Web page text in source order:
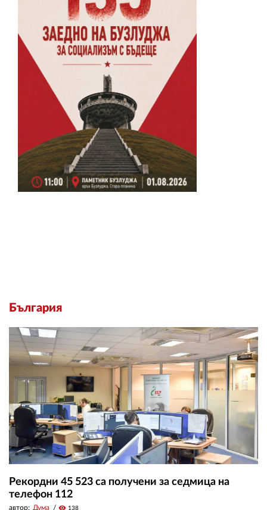
България
Рекордни 45 523 са получени за седмица на
телефон 112
автор: Дума visibility 138